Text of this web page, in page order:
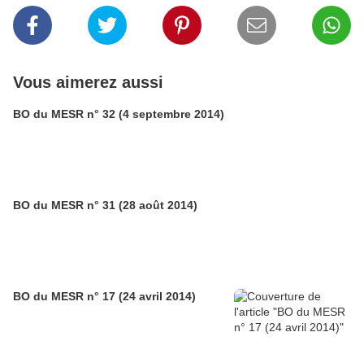
Vous aimerez aussi
BO du MESR n° 32 (4 septembre 2014)
BO du MESR n° 31 (28 août 2014)
BO du MESR n° 17 (24 avril 2014)